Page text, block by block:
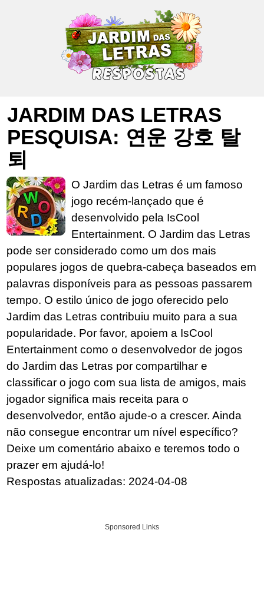
JARDIM DAS LETRAS
PESQUISA: 연운 강호 탈
퇴
O Jardim das Letras é um famoso
jogo recém-lançado que é
desenvolvido pela IsCool
Entertainment. O Jardim das Letras
pode ser considerado como um dos mais
populares jogos de quebra-cabeça baseados em
palavras disponíveis para as pessoas passarem
tempo. O estilo único de jogo oferecido pelo
Jardim das Letras contribuiu muito para a sua
popularidade. Por favor, apoiem a IsCool
Entertainment como o desenvolvedor de jogos
do Jardim das Letras por compartilhar e
classificar o jogo com sua lista de amigos, mais
jogador significa mais receita para o
desenvolvedor, então ajude-o a crescer. Ainda
não consegue encontrar um nível específico?
Deixe um comentário abaixo e teremos todo o
prazer em ajudá-lo!
Respostas atualizadas: 2024-04-08
Sponsored Links